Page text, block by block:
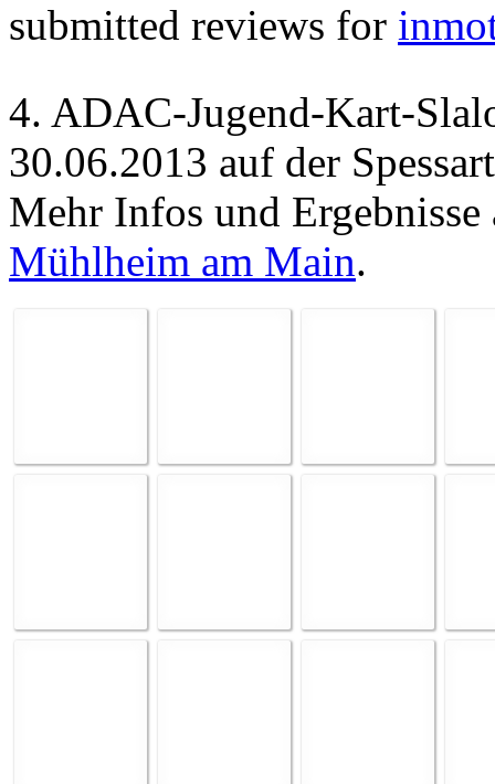
submitted reviews for
4. ADAC-Jugend-Kart-
30.06.2013 auf der
Mehr Infos und
Mühlheim am Main.